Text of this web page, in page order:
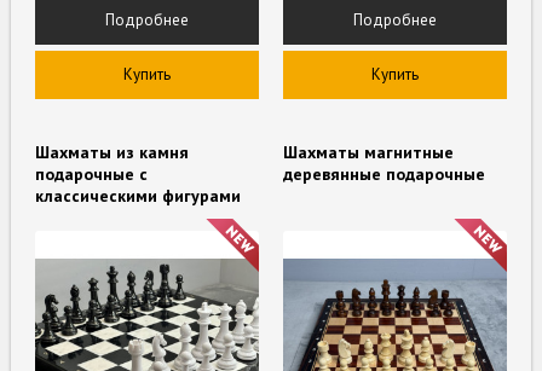
Подробнее
Купить
Подробнее
Купить
Шахматы из камня
подарочные с
классическими фигурами
Шахматы магнитные
деревянные подарочные